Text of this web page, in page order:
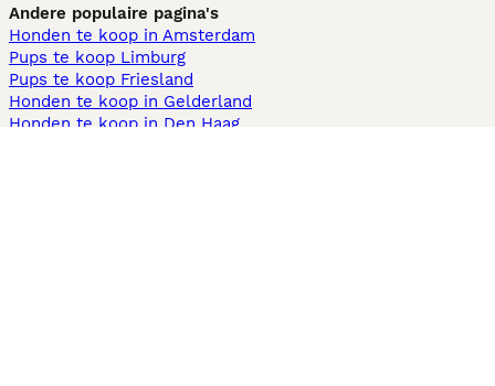
Andere populaire pagina's
Honden te koop in Amsterdam
Pups te koop Limburg​
Pups te koop Friesland​
Honden te koop in Gelderland
Honden te koop in Den Haag